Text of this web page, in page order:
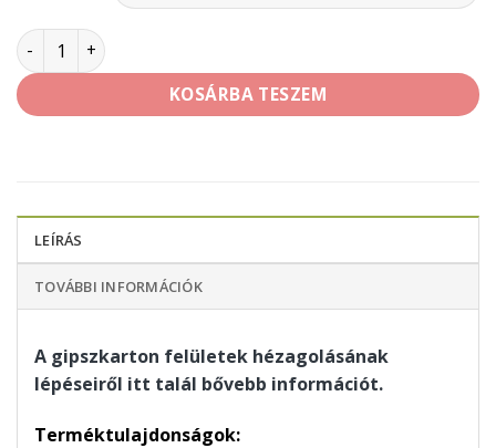
Rigips Super hézagoló mennyiség
KOSÁRBA TESZEM
LEÍRÁS
TOVÁBBI INFORMÁCIÓK
A gipszkarton felületek hézagolásának
lépéseiről itt talál bővebb információt.
Terméktulajdonságok: